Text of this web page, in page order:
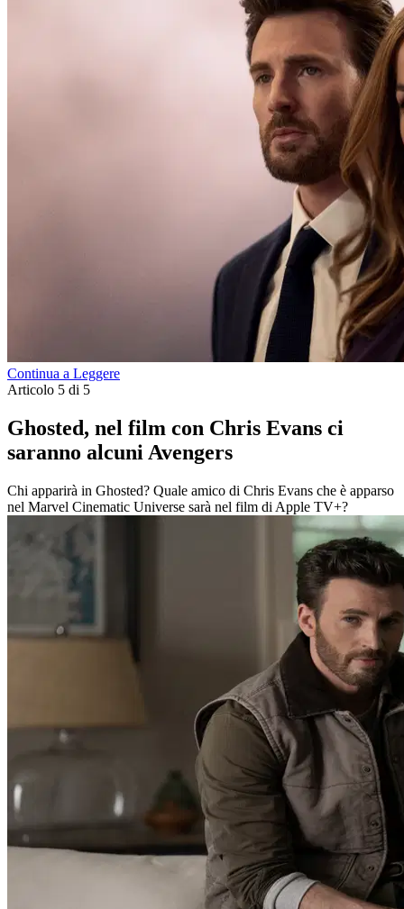
Continua a Leggere
Articolo 5 di 5
Ghosted, nel film con Chris Evans ci
saranno alcuni Avengers
Chi apparirà in Ghosted? Quale amico di Chris Evans che è apparso
nel Marvel Cinematic Universe sarà nel film di Apple TV+?